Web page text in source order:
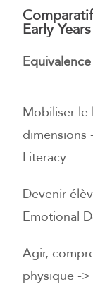
Early
Mobiliser le
dimensions
Literacy
Devenir
Emotional
Agir,
physique -